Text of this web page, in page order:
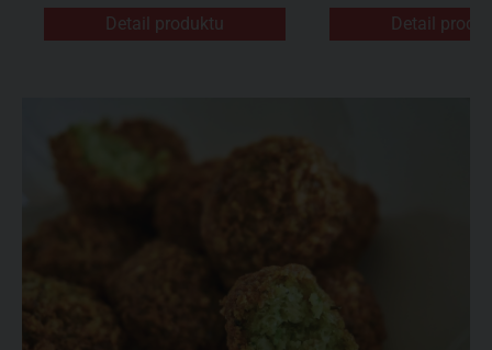
Detail produktu Detail